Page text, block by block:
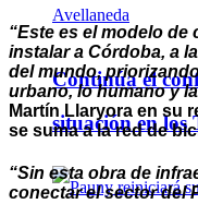
Continúa el
situación en los
“Este es el modelo
instalar a Córdoba, a
del mundo,
urbano, lo humano y
Martín Llaryora en su
se suma a la red de
“Sin esta obra de
conectar el sector del